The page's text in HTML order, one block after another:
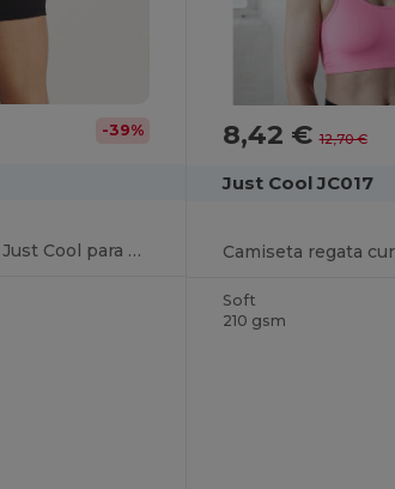
-39%
Shorts Femininos Just Cool para Esportes e Academia
8,42 €12,70 €
Just Cool JC017
Camiseta regata
Soft
210 gsm